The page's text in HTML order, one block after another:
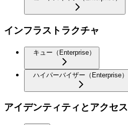
インフラストラクチャ
キュー（Enterprise）
ハイパーバイザー（Enterprise）
アイデンティティとアクセス